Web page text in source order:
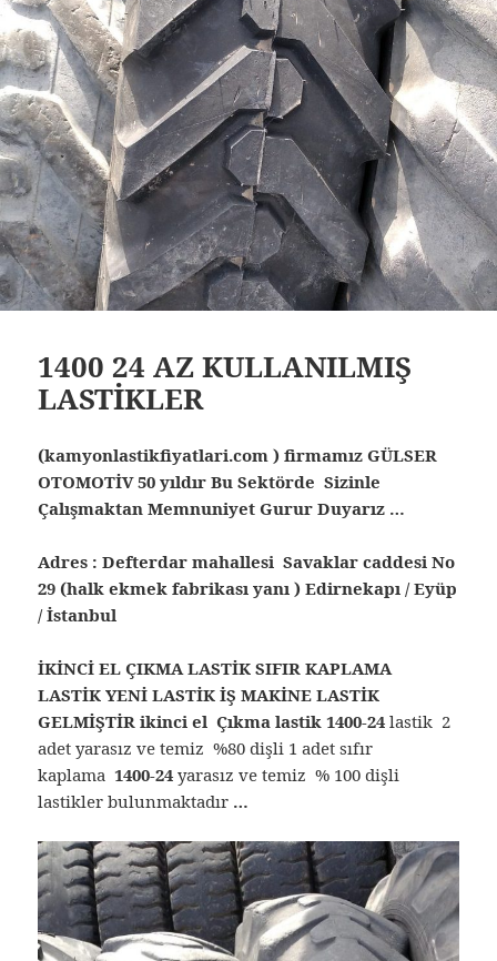
1400 24 AZ KULLANILMIŞ
LASTİKLER
(kamyonlastikfiyatlari.com ) firmamız GÜLSER
OTOMOTİV 50 yıldır Bu Sektörde Sizinle
Çalışmaktan Memnuniyet Gurur Duyarız …
Adres : Defterdar mahallesi Savaklar caddesi No
29 (halk ekmek fabrikası yanı ) Edirnekapı / Eyüp
/ İstanbul
İKİNCİ EL ÇIKMA LASTİK SIFIR KAPLAMA
LASTİK YENİ LASTİK İŞ MAKİNE LASTİK
GELMİŞTİR ikinci el Çıkma lastik 1400-24lastik 2
adet yarasız ve temiz %80 dişli 1 adet sıfır
kaplama1400-24 yarasız ve temiz % 100 dişli
lastikler bulunmaktadır …